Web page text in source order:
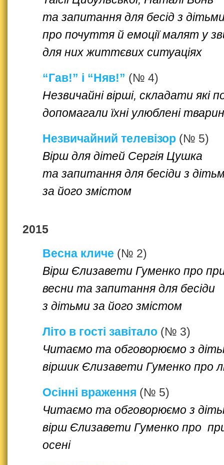
та запитання для бесід з
про почуття й емоції малят у
для них життєвих ситуаціях
“Гав!” і “Няв!” (№ 4)
Незвичайні вірші, складати які
допомагали їхні улюблені
Незвичайний телевізор (№ 5)
Вірш для дітей Сергія Цушка
та запитання для бесіди з
за його змістом
2015
Весна кличе (№ 2)
Вірш Єлизавети Гуменко про
весни та запитання для бесіди
з дітьми за його змістом
Літо в гості завітало (№ 3)
Читаємо та обговорюємо з
віршик Єлизавети Гуменко про
Осінні враження (№ 5)
Читаємо та обговорюємо з
вірш Єлизавети Гуменко про
осені